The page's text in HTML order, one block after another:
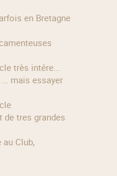
très intére...